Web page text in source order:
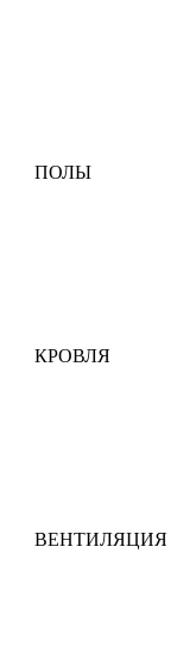
ПОЛЫ
КРОВЛЯ
ВЕНТИЛЯЦИЯ